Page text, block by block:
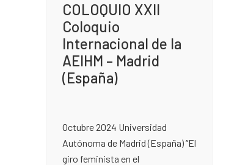
COLOQUIO XXII
Coloquio
Internacional de la
AEIHM – Madrid
(España)
Octubre 2024 Universidad
Autónoma de Madrid (España) “El
giro feminista en el